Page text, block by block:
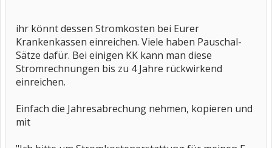
ihr könnt dessen Stromkosten bei Eurer
Krankenkassen einreichen. Viele haben Pauschal-
Sätze dafür. Bei einigen KK kann man diese
Stromrechnungen bis zu 4 Jahre rückwirkend
einreichen.
Einfach die Jahresabrechung nehmen, kopieren und
mit